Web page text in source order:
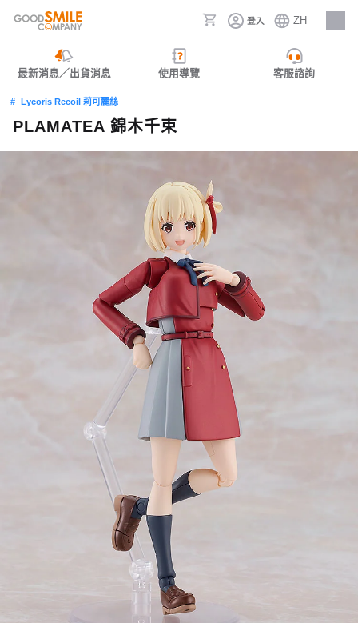
登入 ZH
人才招募
最新消息／出貨消息 使用導覽 客服諮詢
Lycoris Recoil 莉可麗絲
PLAMATEA 錦木千束